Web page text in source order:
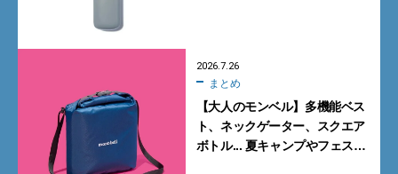
2026.7.26
まとめ
【大人のモンベル】多機能ベス
ト、ネックゲーター、スクエア
ボトル... 夏キャンプやフェスに